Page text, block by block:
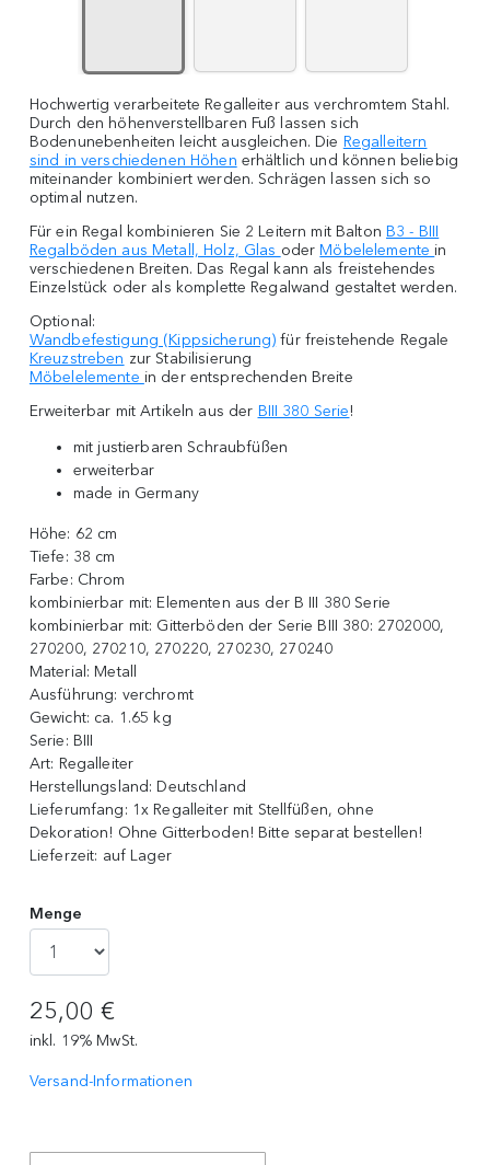
Hochwertig verarbeitete Regalleiter aus verchromtem Stahl.
Durch den höhenverstellbaren Fuß lassen sich
Bodenunebenheiten leicht ausgleichen. Die Regalleitern
sind in verschiedenen Höhen erhältlich und können beliebig
miteinander kombiniert werden. Schrägen lassen sich so
optimal nutzen.
Für ein Regal kombinieren Sie 2 Leitern mit BaltonB3 - BIII
Regalböden aus Metall, Holz, Glas oderMöbelelemente in
verschiedenen Breiten. Das Regal kann als freistehendes
Einzelstück oder als komplette Regalwand gestaltet werden.
Optional:
Wandbefestigung (Kippsicherung) für freistehende Regale
Kreuzstreben zur Stabilisierung
Möbelelemente in der entsprechenden Breite
Erweiterbar mit Artikeln aus der BIII 380 Serie!
mit justierbaren Schraubfüßen
erweiterbar
made in Germany
Höhe: 62 cm
Tiefe: 38 cm
Farbe: Chrom
kombinierbar mit: Elementen aus der B III 380 Serie
kombinierbar mit: Gitterböden der Serie BIII 380: 2702000,
270200, 270210, 270220, 270230, 270240
Material: Metall
Ausführung: verchromt
Gewicht: ca. 1.65 kg
Serie: BIII
Art: Regalleiter
Herstellungsland: Deutschland
Lieferumfang: 1x Regalleiter mit Stellfüßen, ohne
Dekoration! Ohne Gitterboden! Bitte separat bestellen!
Lieferzeit: auf Lager
Menge
25,00 €
inkl. 19% MwSt.
Versand-Informationen